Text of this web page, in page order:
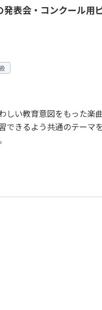
発表会・コンクール用
しい教育意図をもった楽
できるよう共通のテーマ